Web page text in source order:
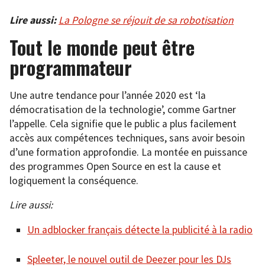
Lire aussi: La Pologne se réjouit de sa robotisation
Tout le monde peut être
programmateur
Une autre tendance pour l’année 2020 est ‘la
démocratisation de la technologie’, comme Gartner
l’appelle. Cela signifie que le public a plus facilement
accès aux compétences techniques, sans avoir besoin
d’une formation approfondie. La montée en puissance
des programmes Open Source en est la cause et
logiquement la conséquence.
Lire aussi:
Un adblocker français détecte la publicité à la radio
Spleeter, le nouvel outil de Deezer pour les DJs